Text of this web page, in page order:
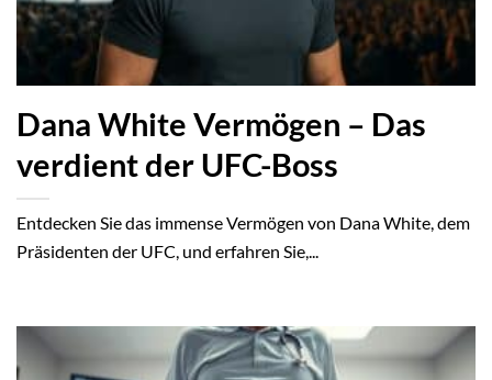
Dana White Vermögen – Das
verdient der UFC-Boss
Entdecken Sie das immense Vermögen von Dana White, dem
Präsidenten der UFC, und erfahren Sie,...